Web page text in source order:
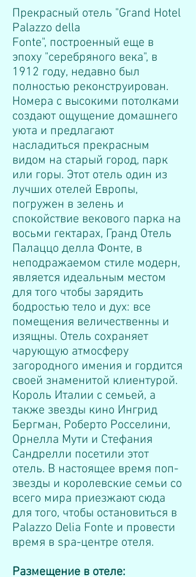
Прекрасный отель "Grand Hotel
Palazzo della
Fonte", построенный еще в
эпоху "серебряного века", в
1912 году, недавно был
полностью реконструирован.
Номера с высокими потолками
создают ощущение домашнего
уюта и предлагают
насладиться прекрасным
видом на старый город, парк
или горы. Этот отель один из
лучших отелей Европы,
погружен в зелень и
спокойствие векового парка на
восьми гектарах, Гранд Отель
Палаццо делла Фонте, в
неподражаемом стиле модерн,
является идеальным местом
для того чтобы зарядить
бодростью тело и дух: все
помещения величественны и
изящны. Отель сохраняет
чарующую атмосферу
загородного имения и гордится
своей знаменитой клиентурой.
Король Италии с семьей, а
также звезды кино Ингрид
Бергман, Роберто Росселини,
Орнелла Мути и Стефания
Сандрелли посетили этот
отель. В настоящее время поп-
звезды и королевские семьи со
всего мира приезжают сюда
для того, чтобы остановиться в
Palazzo Delia Fonte и провести
время в spa-центре отеля.
Размещение в отеле: